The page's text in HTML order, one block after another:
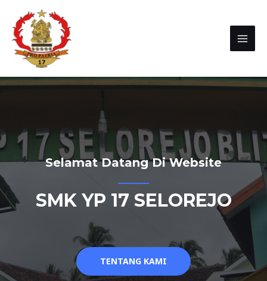
Selamat Datang Di Website
SMK YP 17 SELOREJO
TENTANG KAMI